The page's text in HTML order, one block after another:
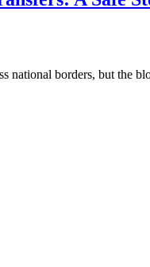
national borders, but the